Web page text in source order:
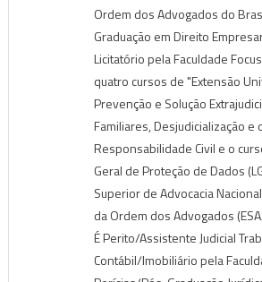
Ordem dos Advogados do
Graduação em Direito
Licitatório pela Faculdade
quatro cursos de "Extensão
Prevenção e Solução
Familiares, Desjudicialização e
Responsabilidade Civil e o
Geral de Proteção de Dados
Superior de Advocacia
da Ordem dos Advogados
É Perito/Assistente Judicial
Contábil/Imobiliário pela